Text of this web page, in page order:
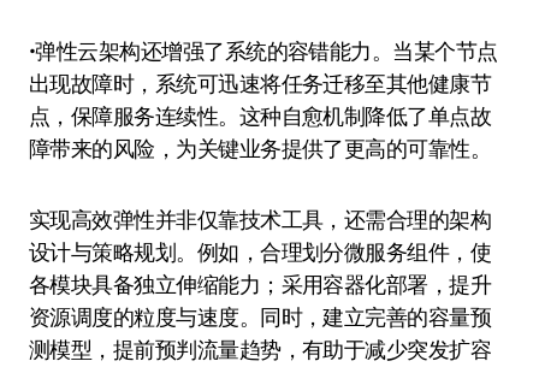
•弹性云架构还增强了系统的容错能力。当某个节点
出现故障时，系统可迅速将任务迁移至其他健康节
点，保障服务连续性。这种自愈机制降低了单点故
障带来的风险，为关键业务提供了更高的可靠性。
实现高效弹性并非仅靠技术工具，还需合理的架构
设计与策略规划。例如，合理划分微服务组件，使
各模块具备独立伸缩能力；采用容器化部署，提升
资源调度的粒度与速度。同时，建立完善的容量预
测模型，提前预判流量趋势，有助于减少突发扩容